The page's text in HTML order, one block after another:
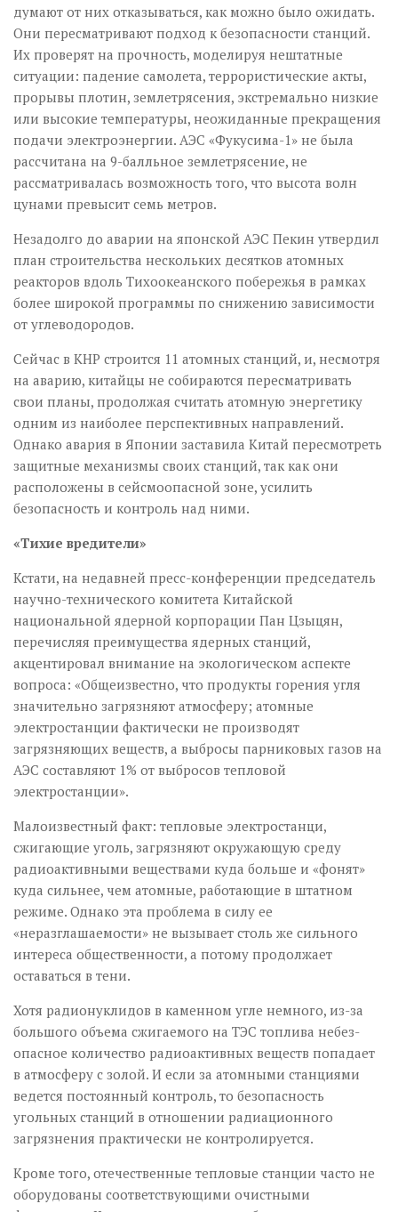
думают от них отказываться, как можно было ожидать.
Они пересматривают подход к безопасности станций.
Их проверят на прочность, моделируя нештатные
ситуации: падение самолета, террористические акты,
прорывы плотин, землетрясения, экстремально низкие
или высокие температуры, неожиданные прекращения
подачи электроэнергии. АЭС «Фукусима-1» не была
рассчитана на 9-балльное землетрясение, не
рассматривалась возможность того, что высота волн
цунами превысит семь метров.
Незадолго до аварии на японской АЭС Пекин утвердил
план строительства нескольких десятков атомных
реакторов вдоль Тихоокеанского побережья в рамках
более широкой программы по снижению зависимости
от углеводородов.
Сейчас в КНР строится 11 атомных станций, и, несмотря
на аварию, китайцы не собираются пересматривать
свои планы, продолжая считать атомную энергетику
одним из наиболее перспективных направлений.
Однако авария в Японии заставила Китай пересмотреть
защитные механизмы своих станций, так как они
расположены в сейсмоопасной зоне, усилить
безопасность и контроль над ними.
«Тихие вредители»
Кстати, на недавней пресс-конференции председатель
научно-технического комитета Китайской
национальной ядерной корпорации Пан Цзыцян,
перечисляя преимущества ядерных станций,
акцентировал внимание на экологическом аспекте
вопроса: «Общеизвестно, что продукты горения угля
значительно загрязняют атмосферу; атомные
электростанции фактически не производят
загрязняющих веществ, а выбросы парниковых газов на
АЭС составляют 1% от выбросов тепловой
электростанции».
Малоизвестный факт: тепловые электростанци,
сжигающие уголь, загрязняют окружающую среду
радиоактивными веществами куда больше и «фонят»
куда сильнее, чем атомные, работающие в штатном
режиме. Однако эта проблема в силу ее
«неразглашаемости» не вызывает столь же сильного
интереса общественности, а потому продолжает
оставаться в тени.
Хотя радионуклидов в каменном угле немного, из-за
большого объема сжигаемого на ТЭС топлива небез­
опасное количество радиоактивных веществ попадает
в атмосферу с золой. И если за атомными станциями
ведется постоянный контроль, то безопасность
угольных станций в отношении радиационного
загрязнения практически не контролируется.
Кроме того, отечественные тепловые станции часто не
оборудованы соответствующими очистными